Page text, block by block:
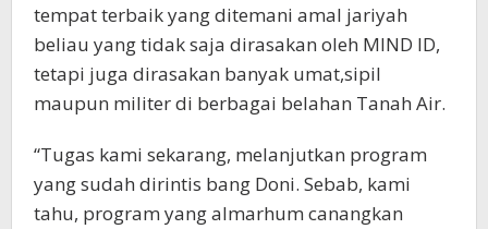
tempat terbaik yang ditemani amal jariyah
beliau yang tidak saja dirasakan oleh MIND ID,
tetapi juga dirasakan banyak umat,sipil
maupun militer di berbagai belahan Tanah Air.
“Tugas kami sekarang, melanjutkan program
yang sudah dirintis bang Doni. Sebab, kami
tahu, program yang almarhum canangkan